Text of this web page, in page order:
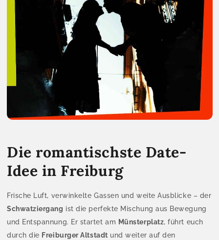
Die romantischste Date-
Idee in Freiburg
Frische Luft, verwinkelte Gassen und weite Ausblicke – der
Schwatziergang ist die perfekte Mischung aus Bewegung
und Entspannung. Er startet am Münsterplatz, führt euch
durch die Freiburger Altstadt und weiter auf den